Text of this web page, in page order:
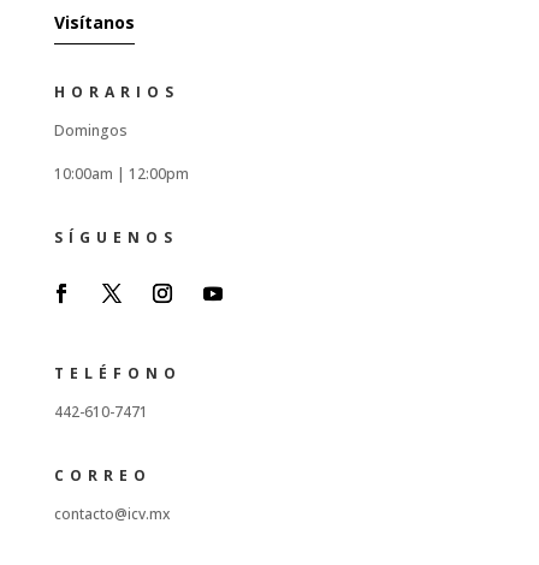
Visítanos
HORARIOS
Domingos
10:00am | 12:00pm
SÍGUENOS
TELÉFONO
442-610-7471
CORREO
contacto@icv.mx